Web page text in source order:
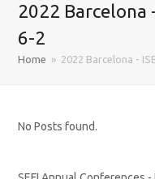
2022 Barcelona
6-2
Home » 2022 Barcelona -
No Posts found.